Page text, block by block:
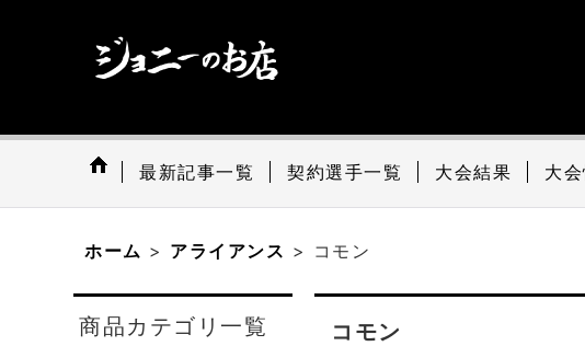
最新記事一覧 契約選手一覧 大会結果 大
ホーム > アライアンス > コモン
商品カテゴリ一覧 コモン